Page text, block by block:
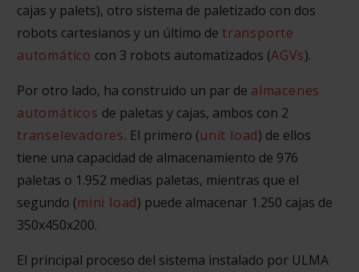
cajas y palets), otro sistema de paletizado con dos
robots cartesianos y un último de transporte
automático con 3 robots automatizados (AGVs).
Por otro lado, ha construido un par de almacenes
automáticos de paletas y cajas, ambos con 2
transelevadores. El primero (unit load) de ellos
tiene una capacidad de almacenamiento de 976
paletas o 1.952 medias paletas, mientras que el
segundo (mini load) puede almacenar 1.250 cajas de
350x450x200.
El principal proceso del sistema instalado por ULMA